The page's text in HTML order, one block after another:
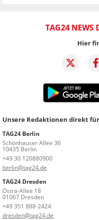
TAG24
Hier
Unsere Redaktionen direkt
TAG24 Berlin
Schönhauser Allee 36
10435 Berlin
+49 30 120880900
berlin@tag24.de
TAG24 Dresden
Ostra-Allee 18
01067 Dresden
+49 351 888-2424
dresden@tag24.de